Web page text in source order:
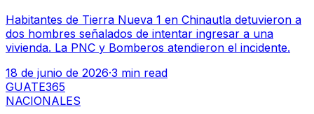
Habitantes de Tierra Nueva 1 en Chinautla detuvieron a
dos hombres señalados de intentar ingresar a una
vivienda. La PNC y Bomberos atendieron el incidente.
18 de junio de 2026·3 min read
GUATE365
NACIONALES